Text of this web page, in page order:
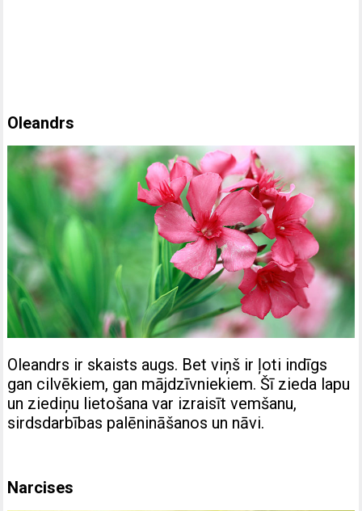
Oleandrs
Oleandrs ir skaists augs. Bet viņš ir ļoti indīgs
gan cilvēkiem, gan mājdzīvniekiem. Šī zieda lapu
un ziediņu lietošana var izraisīt vemšanu,
sirdsdarbības palēnināšanos un nāvi.
Narcises